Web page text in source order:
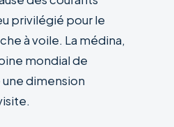
privilégié pour le
à voile. La médina,
mondial de
une dimension